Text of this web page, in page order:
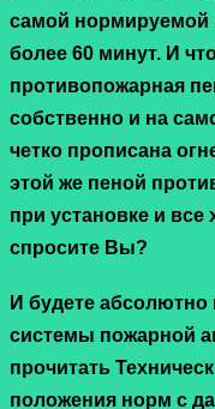
самой нормируемой
более 60 минут. И
противопожарная
собственно и на
четко прописана
этой же пеной
при установке и
спросите Вы?
И будете
системы пожарной
прочитать
положения норм с